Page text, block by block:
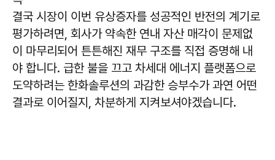
결국 시장이 이번 유상증자를 성공적인 반전의 계기로
평가하려면, 회사가 약속한 연내 자산 매각이 문제없
이 마무리되어 튼튼해진 재무 구조를 직접 증명해 내
야 합니다. 급한 불을 끄고 차세대 에너지 플랫폼으로
도약하려는 한화솔루션의 과감한 승부수가 과연 어떤
결과로 이어질지, 차분하게 지켜보셔야겠습니다.